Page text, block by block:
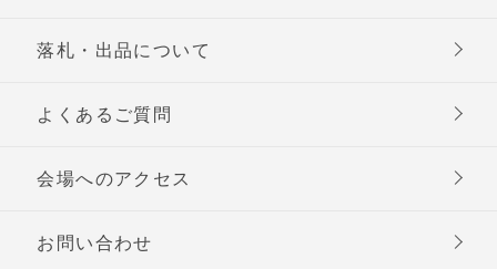
落札・出品について
よくあるご質問
会場へのアクセス
お問い合わせ